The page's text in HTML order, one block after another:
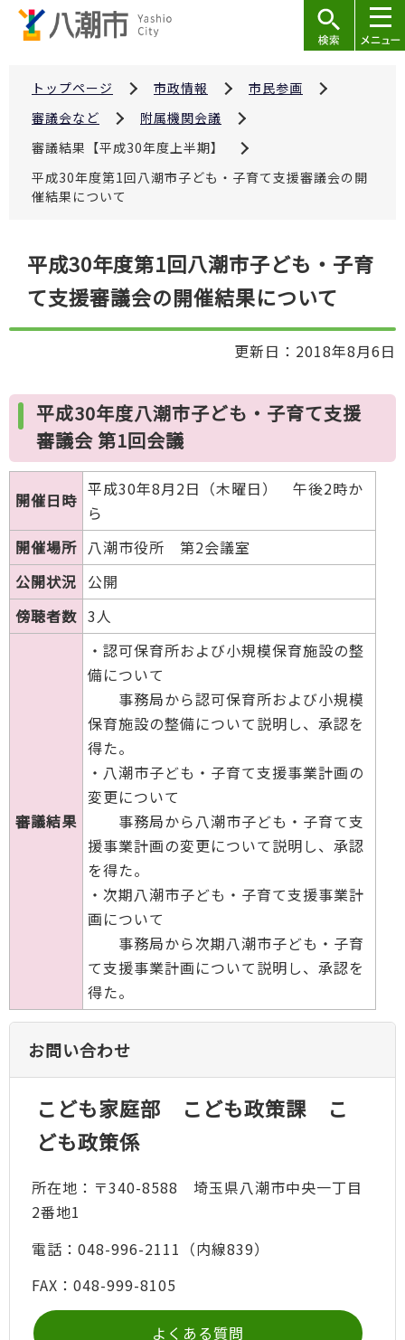
トップページ 市政情報
市民参画
審議会など
附属機関会議
審議結果【平成30年度上半期】
平成30年度第1回八潮市子ども・子育て支援審議会の開
催結果について
平成30年度第1回八潮市子ども・子育
て支援審議会の開催結果について
更新日：2018年8月6日
平成30年度八潮市子ども・子育て支援
審議会 第1回会議
開催日時
平成30年8月2日（木曜日） 午後2時か
ら
開催場所 八潮市役所 第2会議室
公開状況 公開
傍聴者数 3人
審議結果
・認可保育所および小規模保育施設の整
備について
事務局から認可保育所および小規模
保育施設の整備について説明し、承認を
得た。
・八潮市子ども・子育て支援事業計画の
変更について
事務局から八潮市子ども・子育て支
援事業計画の変更について説明し、承認
を得た。
・次期八潮市子ども・子育て支援事業計
画について
事務局から次期八潮市子ども・子育
て支援事業計画について説明し、承認を
得た。
お問い合わせ
こども家庭部 こども政策課 こ
ども政策係
所在地：〒340-8588 埼玉県八潮市中央一丁目
2番地1
電話：048-996-2111（内線839）
FAX：048-999-8105
よくある質問